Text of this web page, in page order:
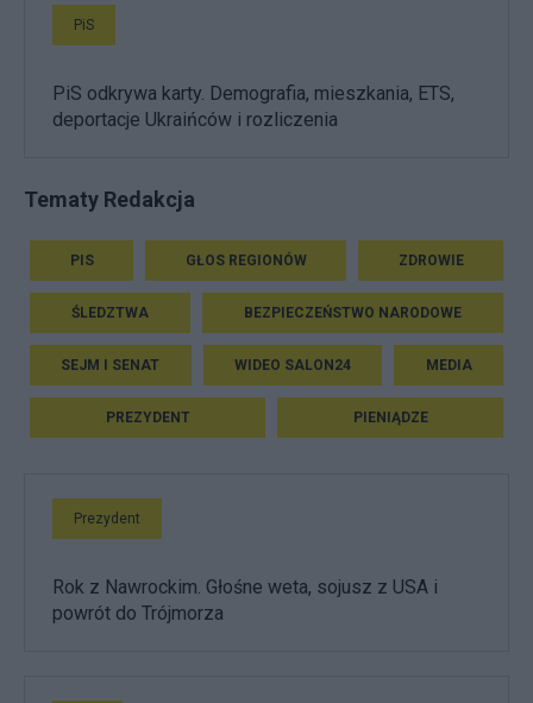
PiS
PiS odkrywa karty. Demografia, mieszkania, ETS,
deportacje Ukraińców i rozliczenia
Tematy Redakcja
PIS GŁOS REGIONÓW ZDROWIE
ŚLEDZTWA BEZPIECZEŃSTWO NARODOWE
SEJM I SENAT WIDEO SALON24 MEDIA
PREZYDENT PIENIĄDZE
Prezydent
Rok z Nawrockim. Głośne weta, sojusz z USA i
powrót do Trójmorza